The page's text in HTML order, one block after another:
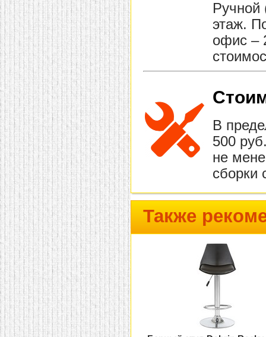
Ручной
этаж.
офис –
В
500
не
сборки
Также